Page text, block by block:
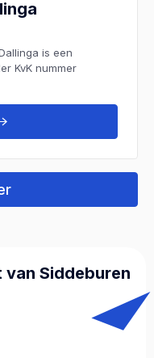
is een
KvK nummer
van Siddeburen